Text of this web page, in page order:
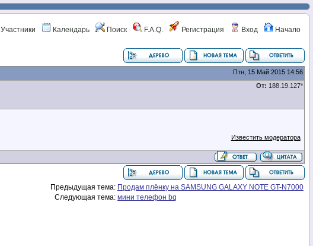
Участники Календарь Поиск F.A.Q. Регистрация Вход
Начало
Птн, 15 Май 2015 14:56
От: 188.19.127*
Известить модератора
Предыдущая тема: Продам плёнку на SAMSUNG GALAXY NOTE GT-N7000
Следующая тема: мини телефон bq